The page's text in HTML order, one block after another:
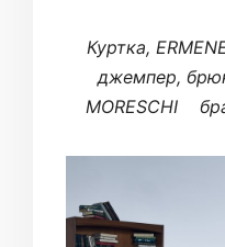
Куртка,
джемпер,
MORESCHI